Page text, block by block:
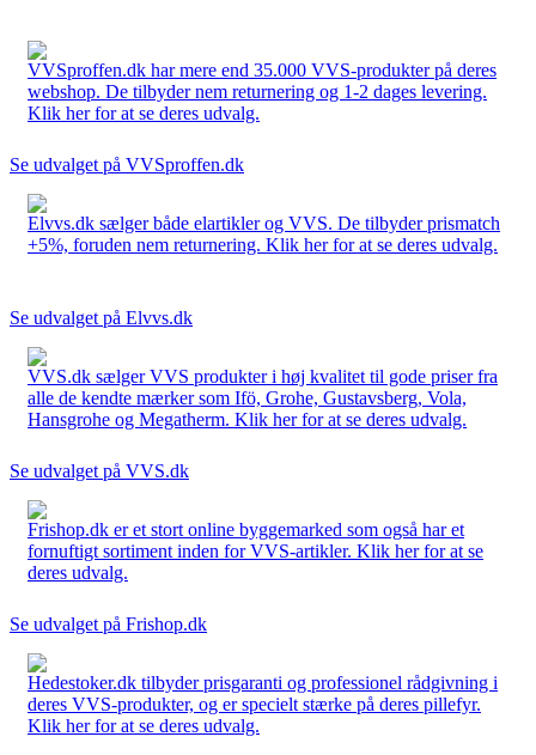
VVSproffen.dk har mere end 35.000 VVS-produkter på deres
webshop. De tilbyder nem returnering og 1-2 dages levering.
Klik her for at se deres udvalg.
Se udvalget på VVSproffen.dk
Elvvs.dk sælger både elartikler og VVS. De tilbyder prismatch
+5%, foruden nem returnering. Klik her for at se deres udvalg.
Se udvalget på Elvvs.dk
VVS.dk sælger VVS produkter i høj kvalitet til gode priser fra
alle de kendte mærker som Ifö, Grohe, Gustavsberg, Vola,
Hansgrohe og Megatherm. Klik her for at se deres udvalg.
Se udvalget på VVS.dk
Frishop.dk er et stort online byggemarked som også har et
fornuftigt sortiment inden for VVS-artikler. Klik her for at se
deres udvalg.
Se udvalget på Frishop.dk
Hedestoker.dk tilbyder prisgaranti og professionel rådgivning i
deres VVS-produkter, og er specielt stærke på deres pillefyr.
Klik her for at se deres udvalg.